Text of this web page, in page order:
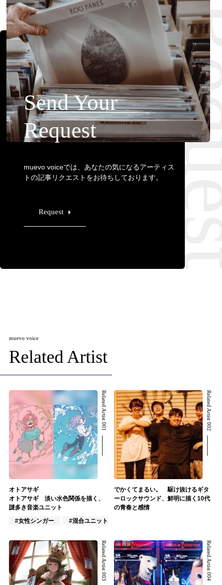
Send Your
Request
muevo voiceでは、あなたの気になるアーティス
トの記事リクエストをお待ちしております。
Request
muevo voice
Related Artist
Related Artist 001
オトアサギ
オトアサギ 淡い水色関係を描く、
謎多き音楽ユニット
#女性シンガー
#混合ユニット
Related Artist 002
でかくてまるい。 駆け抜けるギタ
ーロックサウンド、鮮明に描く10代
の青春と感情
Related Artist 003 Related Artist 004